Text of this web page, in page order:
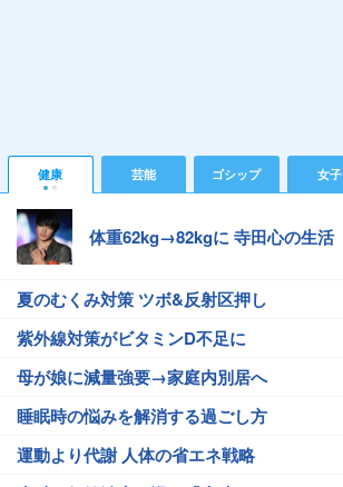
健康 芸能 ゴシップ 女子
体重62kg→82kgに 寺田心の生活
夏のむくみ対策 ツボ&反射区押し
紫外線対策がビタミンD不足に
母が娘に減量強要→家庭内別居へ
睡眠時の悩みを解消する過ごし方
運動より代謝 人体の省エネ戦略